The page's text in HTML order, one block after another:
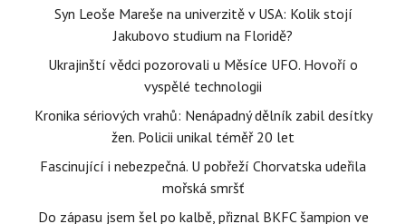
Syn Leoše Mareše na univerzitě v USA: Kolik stojí
Jakubovo studium na Floridě?
Ukrajinští vědci pozorovali u Měsíce UFO. Hovoří o
vyspělé technologii
Kronika sériových vrahů: Nenápadný dělník zabil desítky
žen. Policii unikal téměř 20 let
Fascinující i nebezpečná. U pobřeží Chorvatska udeřila
mořská smršť
Do zápasu jsem šel po kalbě, přiznal BKFC šampion ve